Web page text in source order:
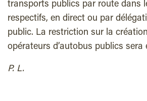
transports publics par route dans
respectifs, en direct ou par
public. La restriction sur la
opérateurs d’autobus publics sera
P. L.